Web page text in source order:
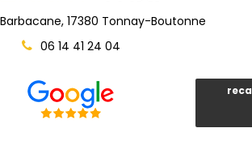
17380 Tonnay-Boutonne
06 14 41 24 04